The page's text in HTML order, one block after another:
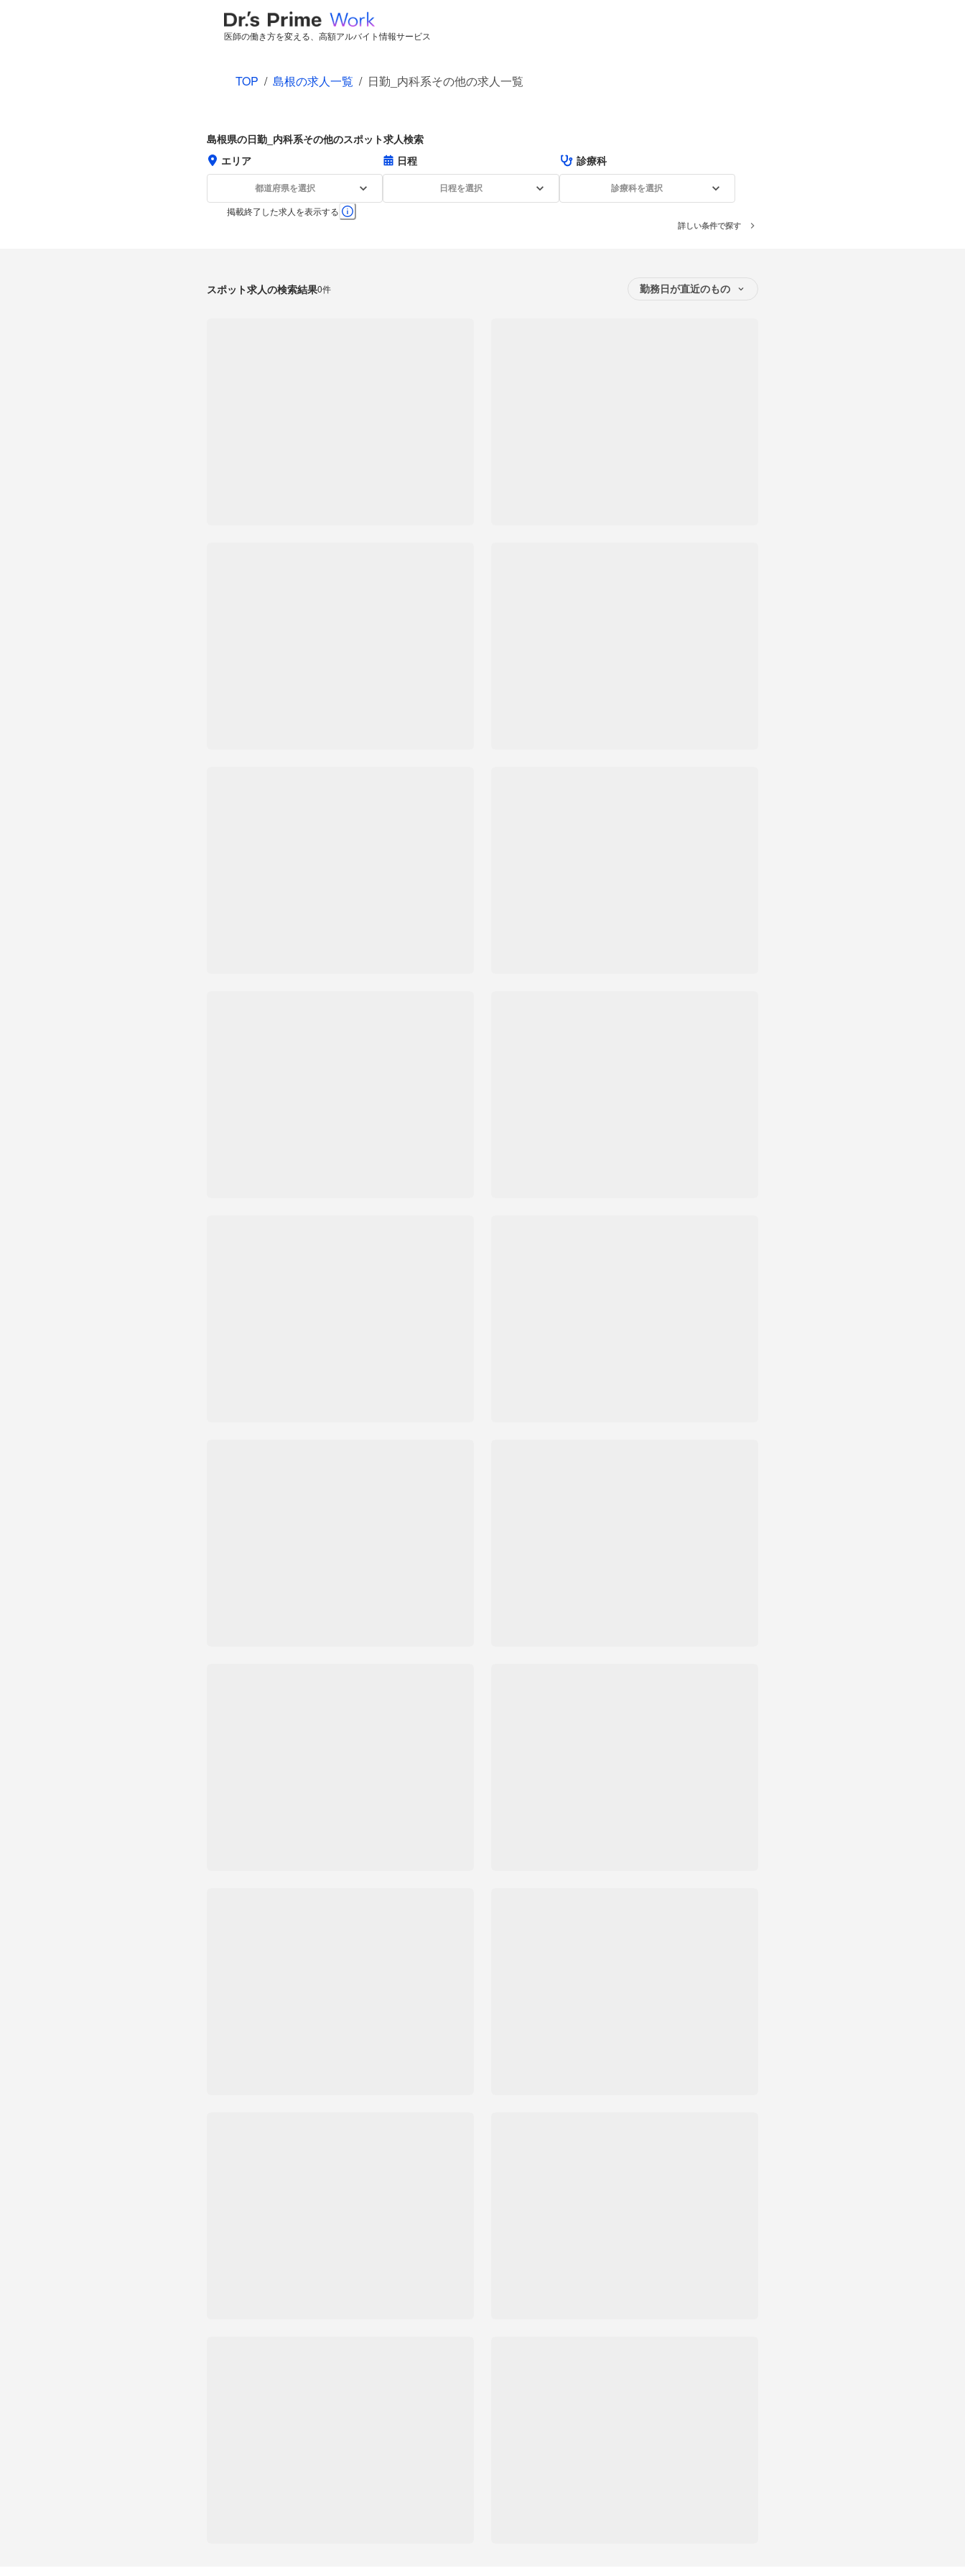
医師の働き方を変える、高額アルバイト情報サービス
TOP / 島根の求人一覧 / 日勤_内科系その他の求人一覧
島根県の日勤_内科系その他のスポット求人検索
エリア
都道府県を選択
日程
日程を選択
診療科
診療科を選択
掲載終了した求人を表示する
詳しい条件で探す
スポット求人の検索結果0件 勤務日が直近のもの